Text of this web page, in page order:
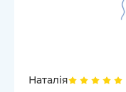
Наталія